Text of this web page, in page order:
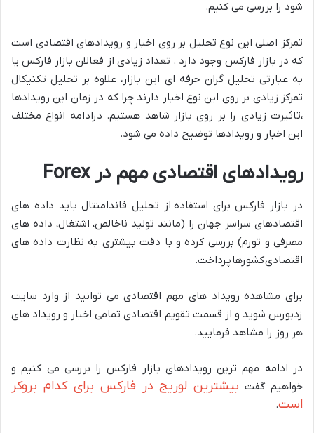
شود را بررسی می کنیم.
تمرکز اصلی این نوع تحلیل بر روی اخبار و رویدادهای اقتصادی است
که در بازار فارکس وجود دارد . تعداد زیادی از فعالان بازار فارکس یا
به عبارتی تحلیل گران حرفه ای این بازار، علاوه بر تحلیل تکنیکال
تمرکز زیادی بر روی این نوع اخبار دارند چرا که در زمان این رویدادها
،تاثیرت زیادی را بر روی بازار شاهد هستیم. درادامه انواع مختلف
این اخبار و رویدادها توضیح داده می شود.
رویدادهای اقتصادی مهم در Forex
در بازار فارکس برای استفاده از تحلیل فاندامنتال باید داده های
اقتصادهای سراسر جهان را (مانند تولید ناخالص، اشتغال، داده های
مصرفی و تورم) بررسی کرده و با دقت بیشتری به نظارت داده های
اقتصادی کشورها پرداخت.
برای مشاهده رویداد های مهم اقتصادی می توانید از وارد سایت
زدبورس شوید و از قسمت تقویم اقتصادی تمامی اخبار و رویداد های
هر روز را مشاهد فرمایید.
در ادامه مهم ترین رویدادهای بازار فارکس را بررسی می کنیم و
خواهیم گفت بیشترین لوریج در فارکس برای کدام بروکر
است.